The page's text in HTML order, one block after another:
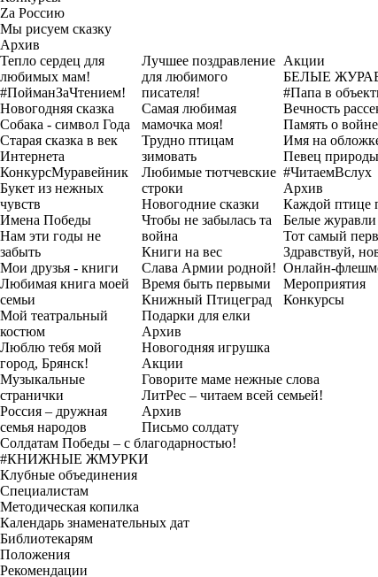
Zа Россию
Мы рисуем сказку
Архив
Тепло сердец для
любимых мам!
#ПойманЗаЧтением!
Новогодняя сказка
Собака - символ Года
Старая сказка в век
Интернета
КонкурсМуравейник
Букет из нежных
чувств
Имена Победы
Нам эти годы не
забыть
Мои друзья - книги
Любимая книга моей
семьи
Мой театральный
костюм
Люблю тебя мой
город, Брянск!
Музыкальные
странички
Россия – дружная
семья народов
Лучшее поздравление
для любимого
писателя!
Самая любимая
мамочка моя!
Трудно птицам
зимовать
Любимые тютчевские
строки
Новогодние сказки
Чтобы не забылась та
война
Книги на вес
Слава Армии родной!
Время быть первыми
Книжный Птицеград
Акции
БЕЛЫЕ
#Папа в
Вечность
Память о
Имя на
Певец
#ЧитаемВслух
Архив
Каждой птице
Белые
Тот самый
Здравствуй,
Онлайн-
Мероприятия
Конкурсы
Подарки для елки
Архив
Новогодняя игрушка
Акции
Говорите маме нежные слова
ЛитРес – читаем всей семьей!
Архив
Письмо солдату
Солдатам Победы – с благодарностью!
#КНИЖНЫЕ ЖМУРКИ
Клубные объединения
Специалистам
Методическая копилка
Календарь знаменательных дат
Библиотекарям
Положения
Рекомендации